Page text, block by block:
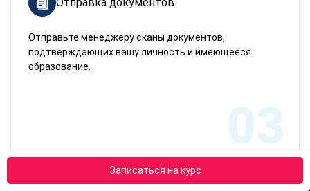
Записаться на курс
Отправьте менеджеру сканы документов,
подтверждающих вашу личность и имеющееся
образование.
03